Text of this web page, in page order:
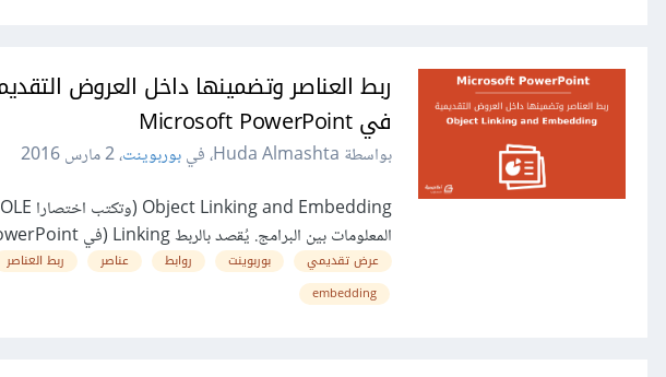
في Microsoft PowerPoint
بواسطة Huda Almashta، في بوربوينت،2 مارس 2016
المعلومات بين البرامج. يُقصد بالربط Linking (في PowerPoint) إنشاء ارتباط بين …
عرض تقديمي بوربوينت روابط عناصر ربط العناصر
embedding